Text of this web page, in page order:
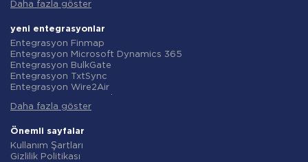
Entegrasyon Gmail
Entegrasyon ClickUp
Entegrasyon Airtable
Entegrasyon Google Contacts
Entegrasyon OpenAI (ChatGPT)
Entegrasyon Instagram
Entegrasyon ActiveCampaign
Entegrasyon Typeform
Entegrasyon Salesforce CRM
Entegrasyon Notion
Entegrasyon AWeber
Daha fazla göster
yeni entegrasyonlar
Entegrasyon Finmap
Entegrasyon Microsoft Dynamics 365
Entegrasyon BulkGate
Entegrasyon TxtSync
Entegrasyon Wire2Air
Entegrasyon Infobip
Entegrasyon AtomPark
Entegrasyon TXTImpact
Entegrasyon Campaign Monitor
Daha fazla göster
Önemli sayfalar
Kullanım Şartları
Gizlilik Politikası